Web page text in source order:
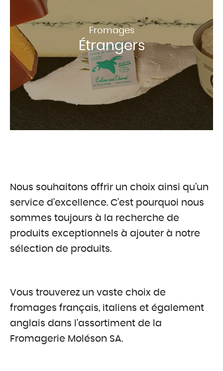
Fromages
Étrangers
Nous souhaitons offrir un choix ainsi qu’un
service d’excellence. C’est pourquoi nous
sommes toujours à la recherche de
produits exceptionnels à ajouter à notre
sélection de produits.
Vous trouverez un vaste choix de
fromages français, italiens et également
anglais dans l’assortiment de la
Fromagerie Moléson SA.